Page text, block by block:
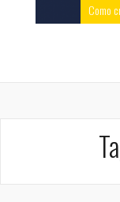
Como